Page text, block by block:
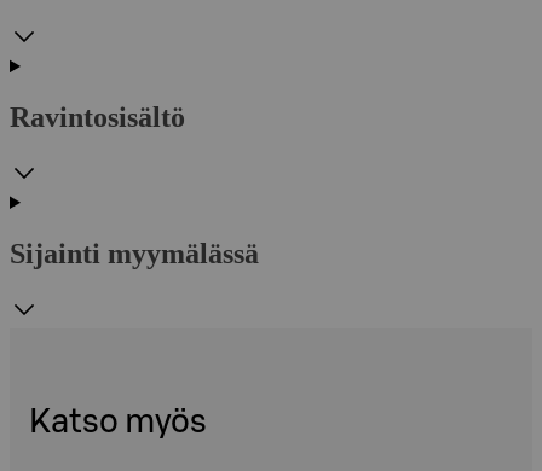
Ravintosisältö
Sijainti myymälässä
Katso myös